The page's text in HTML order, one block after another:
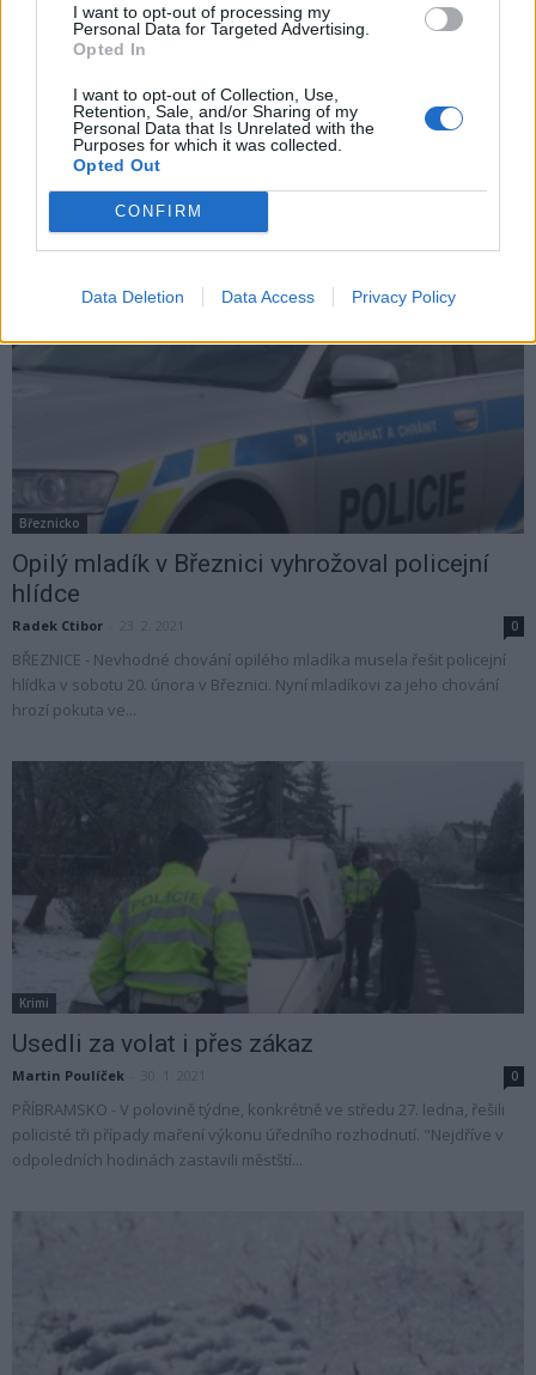
I want to opt-out of processing my
Personal Data for Targeted Advertising.
Opted In
I want to opt-out of Collection, Use,
Retention, Sale, and/or Sharing of my
Personal Data that Is Unrelated with the
Purposes for which it was collected.
Opted Out
CONFIRM
Data Deletion Data Access Privacy Policy
Silniční kontroly v posledních dnech odhalily
několik hříšníků za volantem
Radek Ctibor - 25. 3. 2021
PŘÍBRAMSKO - Od začátku roku nachytali příbramští policisté při
silničních kontrolách celkem 105 řidičů, kteří usedli za volant pod
vlivem návykové látky. Z nich...
Březnicko
Opilý mladík v Březnici vyhrožoval policejní
hlídce
Radek Ctibor 0
BŘEZNICE - Nevhodné chování opilého mladíka musela řešit policejní
hlídka v sobotu 20. února v Březnici. Nyní mladíkovi za jeho chování
hrozí pokuta ve...
Krimi
Usedli za volat i přes zákaz
Martin Poulíček 0
PŘÍBRAMSKO - V polovině týdne, konkrétně ve středu 27. ledna, řešili
policisté tři případy maření výkonu úředního rozhodnutí. "Nejdříve v
odpoledních hodinách zastavili městští...